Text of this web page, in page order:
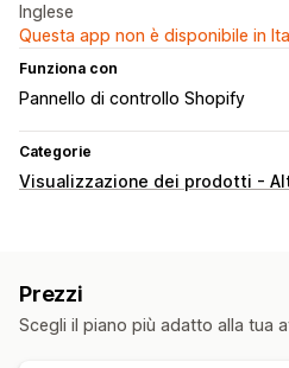
Inglese
Questa app non è disponibile in
Funziona con
Pannello di controllo Shopify
Categorie
Visualizzazione dei prodotti -
Prezzi
Scegli il piano più adatto alla tua